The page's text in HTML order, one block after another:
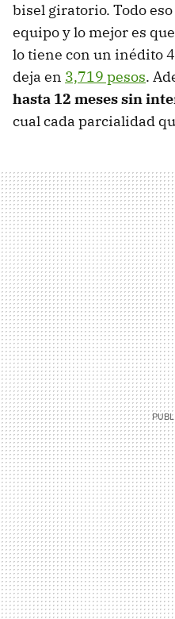
bisel giratorio. Todo
equipo y lo mejor es que
lo tiene con un inédito
deja en 3,719 pesos.
hasta 12 meses sin
cual cada parcialidad